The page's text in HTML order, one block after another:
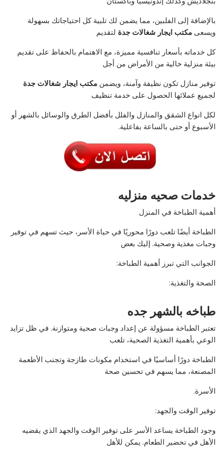
بالإضافة إلى الفلبين، مما يضمن لك تلبية كل احتياجاتك بسهولة
ويسعىمكتب ايجار شغالات جدة لتقديم
كل خدماته بأسعار تنافسية مميزة، مع الاهتمام بالحفاظ على تقديم
بيئة منزلية خالية من الأمراض من أجل
توفير منازل تكون نظيفة وآمنة، ويضمنمكتب ايجار شغالات جدة
لجميع عملائها الحصول على خدمة تنظيف
لكل انواع الشقق والمنازل والفلل بأفضل الطرق والوسائل بالشهر أو
الأسبوع أو حتى بالساعة بفاعلية.
خدمات صحيه منزليه
أهمية الطباخة في المنزل
الطباخة أيضًا تلعب دورًا محوريًا في حياة الأسر، حيث تسهم في توفير
وجبات مغذية وصحية. إليك بعض
الجوانب التي تبرز أهمية الطباخة:
الصحة والتغذية:
طباخه بالشهر جده
تعتبر الطباخة مسؤولة عن إعداد وجبات صحية ومتوازنة. في ظل تزايد
الوعي بأهمية التغذية الصحية، تلعب
الطباخة دورًا أساسيًا في استخدام مكونات طازجة وتجنب الأطعمة
المصنعة، مما يسهم في تحسين صحة
الأسرة.
توفير الوقت والجهد:
وجود الطباخة يساعد الأسر على توفير الوقت والجهد الذي يقضيه
الأهل في تحضير الطعام. يمكن للأهل